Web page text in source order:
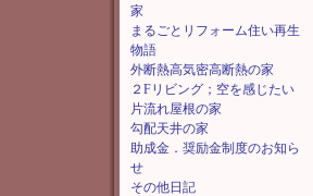
家
まるごとリフォーム住い再生
物語
外断熱高気密高断熱の家
２Fリビング；空を感じたい
片流れ屋根の家
勾配天井の家
助成金．奨励金制度のお知ら
せ
その他日記